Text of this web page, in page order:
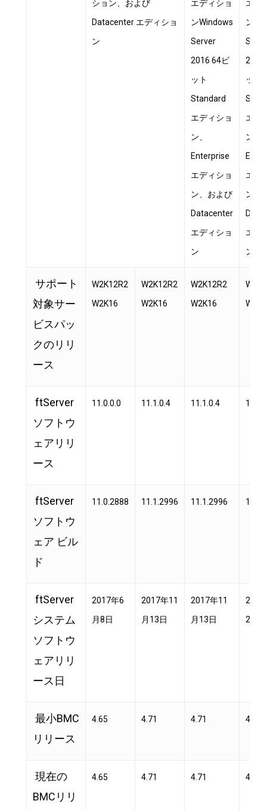
ション、および
Datacenter エディショ
ン
エディショ
ンWindows
Server
2016 64ビ
ット
Standard
エディショ
ン、
Enterprise
エディショ
ン、および
Datacenter
エディショ
ン
エデ
ン
2016
ット
エデ
ン、
エデ
ン、
エデ
ン
サポート
対象サー
ビスパッ
クのリリ
ース
W2K12R2
W2K16
W2K12R2
W2K16
W2K12R2
W2K16
ftServer
ソフトウ
ェアリリ
ース
11.0.0.0 11.1.0.4 11.1.0.4
ftServer
ソフトウ
ェア ビル
ド
11.0.2888 11.1.2996 11.1.2996
ftServer
システム
ソフトウ
ェアリリ
ース日
2017年6
月8日
2017年11
月13日
2017年11
月13日
2022
2日
最小BMC
リリース
4.65 4.71 4.71 4.77
現在の
BMCリリ
4.65 4.71 4.71 4.81